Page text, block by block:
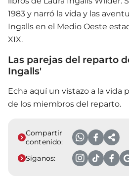
1983 y narró la vida y las
Ingalls en el Medio Oeste
XIX.
Las parejas del reparto
Ingalls'
Echa aquí un vistazo a la vida
de los miembros del reparto.
Compartir
contenido:
Síganos: